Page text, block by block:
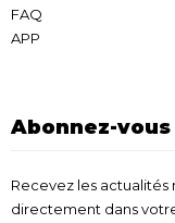
FAQ
APP
Abonnez-
Recevez les
directement dans